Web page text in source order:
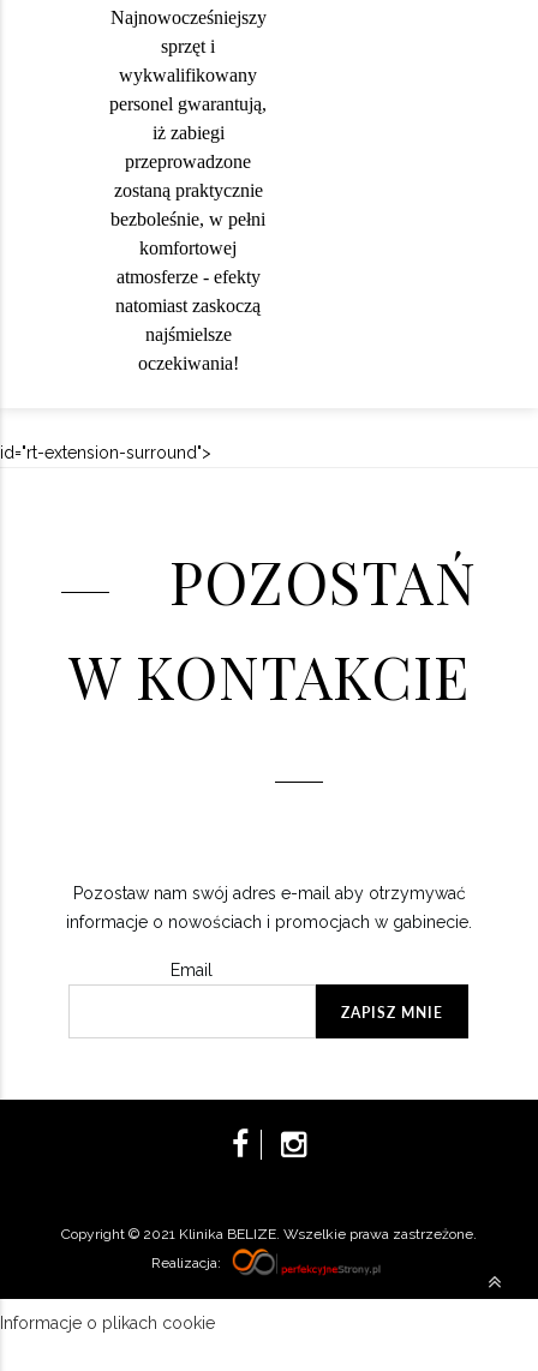
Najnowocześniejszy
sprzęt i
wykwalifikowany
personel gwarantują,
iż zabiegi
przeprowadzone
zostaną praktycznie
bezboleśnie, w pełni
komfortowej
atmosferze - efekty
natomiast zaskoczą
najśmielsze
oczekiwania!
id="rt-extension-surround">
POZOSTAŃ
W KONTAKCIE
Pozostaw nam swój adres e-mail aby otrzymywać
informacje o nowościach i promocjach w gabinecie.
Email
Copyright © 2021 Klinika BELIZE. Wszelkie prawa zastrzeżone.
Realizacja:
Informacje o plikach cookie